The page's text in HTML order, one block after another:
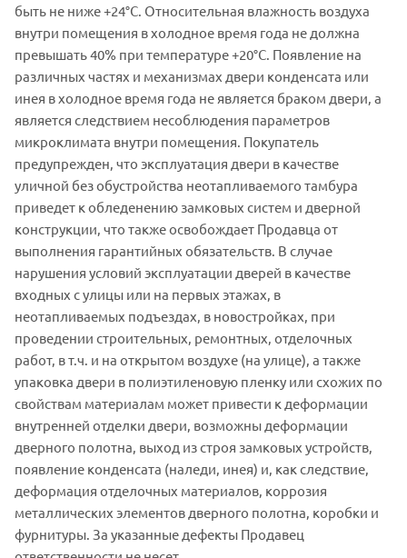
быть не ниже +24°C. Относительная влажность воздуха
внутри помещения в холодное время года не должна
превышать 40% при температуре +20°C. Появление на
различных частях и механизмах двери конденсата или
инея в холодное время года не является браком двери, а
является следствием несоблюдения параметров
микроклимата внутри помещения. Покупатель
предупрежден, что эксплуатация двери в качестве
уличной без обустройства неотапливаемого тамбура
приведет к обледенению замковых систем и дверной
конструкции, что также освобождает Продавца от
выполнения гарантийных обязательств. В случае
нарушения условий эксплуатации дверей в качестве
входных с улицы или на первых этажах, в
неотапливаемых подъездах, в новостройках, при
проведении строительных, ремонтных, отделочных
работ, в т.ч. и на открытом воздухе (на улице), а также
упаковка двери в полиэтиленовую пленку или схожих по
свойствам материалам может привести к деформации
внутренней отделки двери, возможны деформации
дверного полотна, выход из строя замковых устройств,
появление конденсата (наледи, инея) и, как следствие,
деформация отделочных материалов, коррозия
металлических элементов дверного полотна, коробки и
фурнитуры. За указанные дефекты Продавец